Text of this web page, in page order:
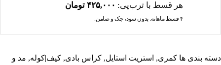
هر قسط با ترب‌پی: ۴۲۵,۰۰۰ تومان
۴ قسط ماهانه. بدون سود، چک و ضامن.
دسته بندی ها کمری, استریت استایل, کراس بادی, کیف|کوله, مد و